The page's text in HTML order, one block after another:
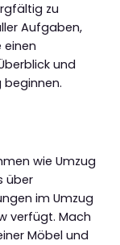
zu
Aufgaben,
einen
und
wie Umzug
über
im Umzug
verfügt. Mach
Möbel und